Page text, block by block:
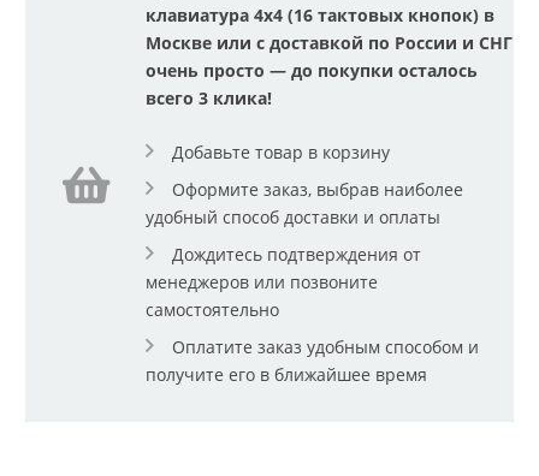
клавиатура 4x4 (16 тактовых кнопок) в
Москве или с доставкой по России и СНГ
очень просто — до покупки осталось
всего 3 клика!
Добавьте товар в корзину
Оформите заказ, выбрав наиболее
удобный способ доставки и оплаты
Дождитесь подтверждения от
менеджеров или позвоните
самостоятельно
Оплатите заказ удобным способом и
получите его в ближайшее время